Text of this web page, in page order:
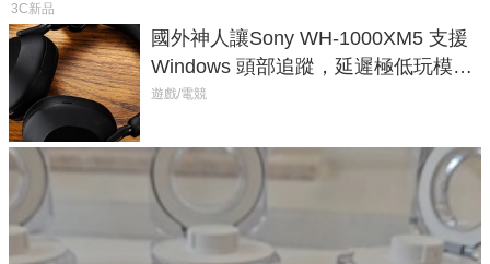
3C新品
國外神人讓Sony WH-1000XM5 支援
Windows 頭部追蹤，延遲極低玩模擬
飛行超有感
遊戲/電競